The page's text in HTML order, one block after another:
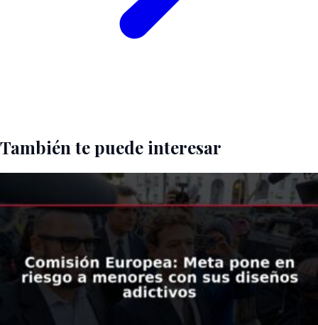
También te puede interesar